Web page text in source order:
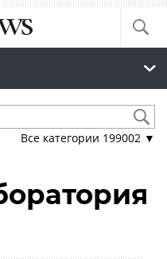
Все категории 199002 ▼